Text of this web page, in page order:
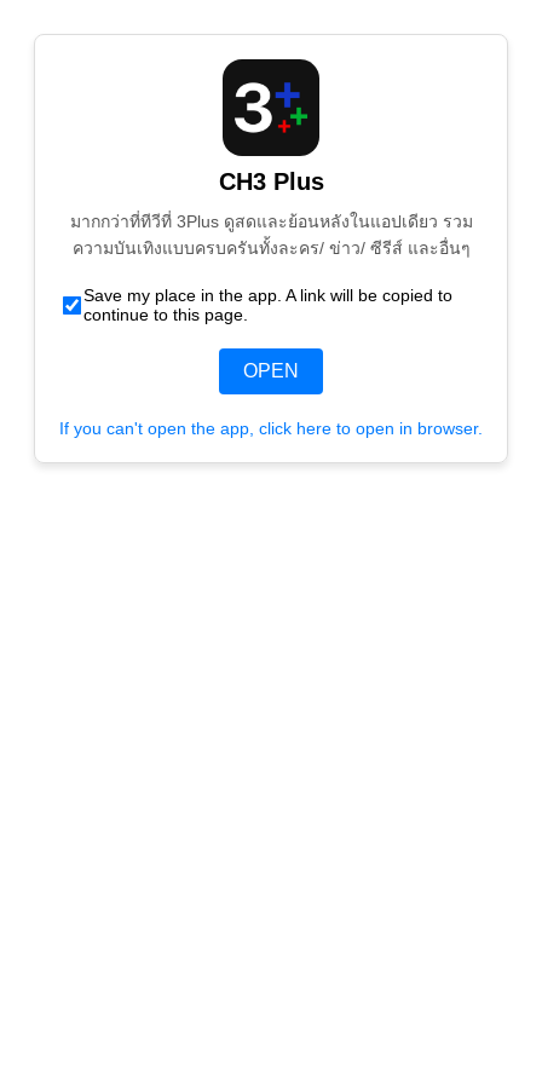
CH3 Plus
มากกว่าที่ทีวีที่ 3Plus ดูสดและย้อนหลังในแอปเดียว รวม
ความบันเทิงแบบครบครันทั้งละคร/ ข่าว/ ซีรีส์ และอื่นๆ
Save my place in the app. A link will be copied to
continue to this page.
OPEN
If you can't open the app, click here to open in browser.